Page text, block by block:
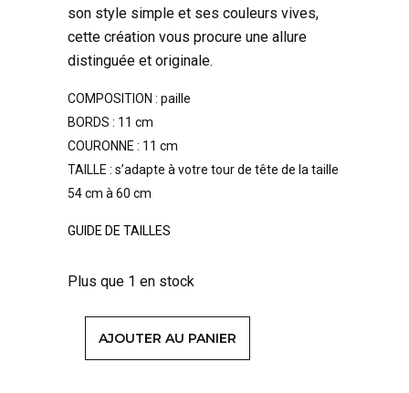
son style simple et ses couleurs vives,
cette création vous procure une allure
distinguée et originale.
COMPOSITION : paille
BORDS : 11 cm
COURONNE : 11 cm
TAILLE : s’adapte à votre tour de tête de la taille
54 cm à 60 cm
GUIDE DE TAILLES
Plus que 1 en stock
AJOUTER AU PANIER